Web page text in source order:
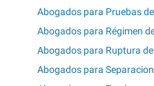
Abogados para Pruebas
Abogados para Régimen
Abogados para Ruptura
Abogados para